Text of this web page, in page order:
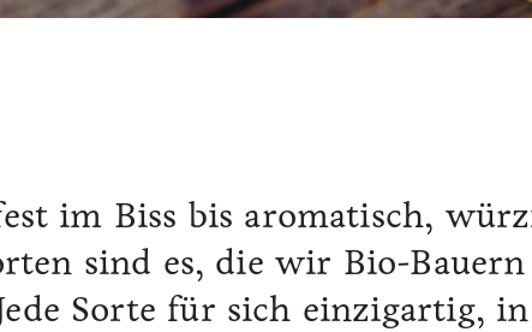
im Biss bis aromatisch,
sind es, die wir Bio-
Sorte für sich einzigartig,